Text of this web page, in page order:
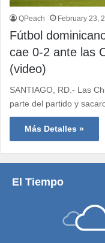
QPeach February 23,
Fútbol
cae 0-2 ante las
(video)
SANTIAGO, RD.- Las
parte del partido y
Más Detalles »
El Tiempo